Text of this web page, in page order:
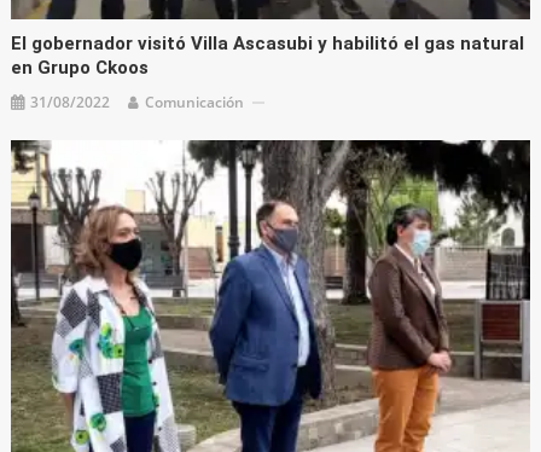
El gobernador visitó Villa Ascasubi y habilitó el gas natural
en Grupo Ckoos
31/08/2022 Comunicación